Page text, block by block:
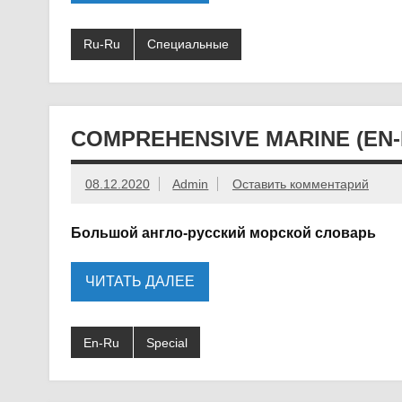
Ru-Ru Специальные
COMPREHENSIVE MARINE
08.12.2020 Admin Оставить комментарий
Большой англо-русский морской словарь
ЧИТАТЬ ДАЛЕЕ
En-Ru Special